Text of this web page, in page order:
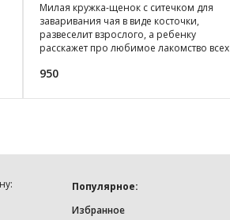
Милая кружка-щенок с ситечком для
заваривания чая в виде косточки,
развеселит взрослого, а ребенку
расскажет про любимое лакомство всех
950
Популярное:
Избранное